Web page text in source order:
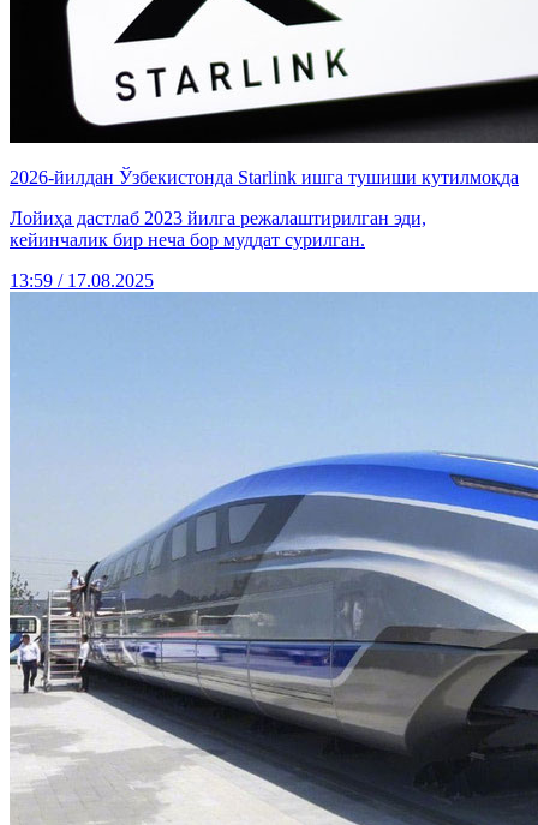
2026-йилдан Ўзбекистонда Starlink ишга тушиши кутилмоқда
Лойиҳа дастлаб 2023 йилга режалаштирилган эди,
кейинчалик бир неча бор муддат сурилган.
13:59 / 17.08.2025